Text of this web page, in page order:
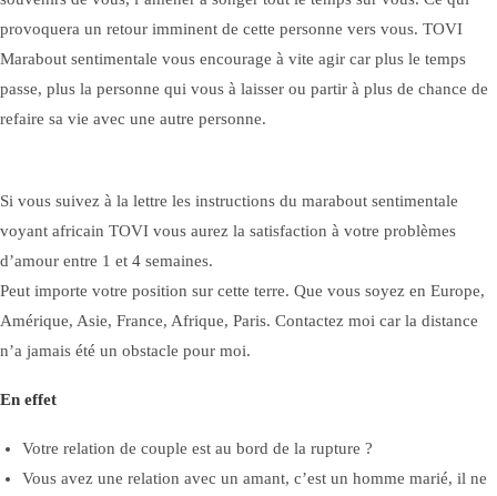
provoquera un retour imminent de cette personne vers vous. TOVI
Marabout sentimentale vous encourage à vite agir car plus le temps
passe, plus la personne qui vous à laisser ou partir à plus de chance de
refaire sa vie avec une autre personne.
Si vous suivez à la lettre les instructions du marabout sentimentale
voyant africain TOVI vous aurez la satisfaction à votre problèmes
d’amour entre 1 et 4 semaines.
Peut importe votre position sur cette terre. Que vous soyez en Europe,
Amérique, Asie, France, Afrique, Paris. Contactez moi car la distance
n’a jamais été un obstacle pour moi.
En effet
Votre relation de couple est au bord de la rupture ?
Vous avez une relation avec un amant, c’est un homme marié, il ne